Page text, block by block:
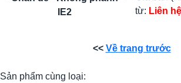
IE2
từ: Liên hệ
<< Về trang trước
Sản phẩm cùng loại: